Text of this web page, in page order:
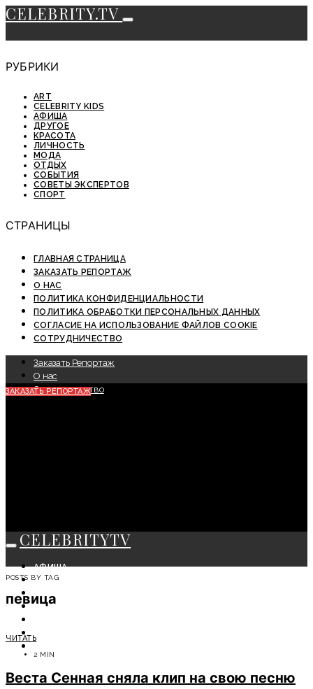
CELEBRITY.TV
РУБРИКИ
ART
CELEBRITY KIDS
АФИША
ДРУГОЕ
КРАСОТА
ЛИЧНОСТЬ
МОДА
ОТДЫХ
СОБЫТИЯ
СОВЕТЫ ЭКСПЕРТОВ
СПОРТ
СТРАНИЦЫ
ГЛАВНАЯ СТРАНИЦА
ЗАКАЗАТЬ РЕПОРТАЖ
О НАС
ПОЛИТИКА КОНФИДЕНЦИАЛЬНОСТИ
ПОЛИТИКА ОБРАБОТКИ ПЕРСОНАЛЬНЫХ ДАННЫХ
СОГЛАСИЕ НА ИСПОЛЬЗОВАНИЕ ФАЙЛОВ COOKIE
СОТРУДНИЧЕСТВО
Заказать Репортаж
О нас
Сотрудничество
ЗАКАЗАТЬ РЕПОРТАЖ
CELEBRITYTV
АФИША
СОБЫТИЯ
КРАСОТА
МОДА
POSTS BY TAG
певица
ЧИТАТЬ
2 MIN
Веста Сенная сняла клип на свою песню